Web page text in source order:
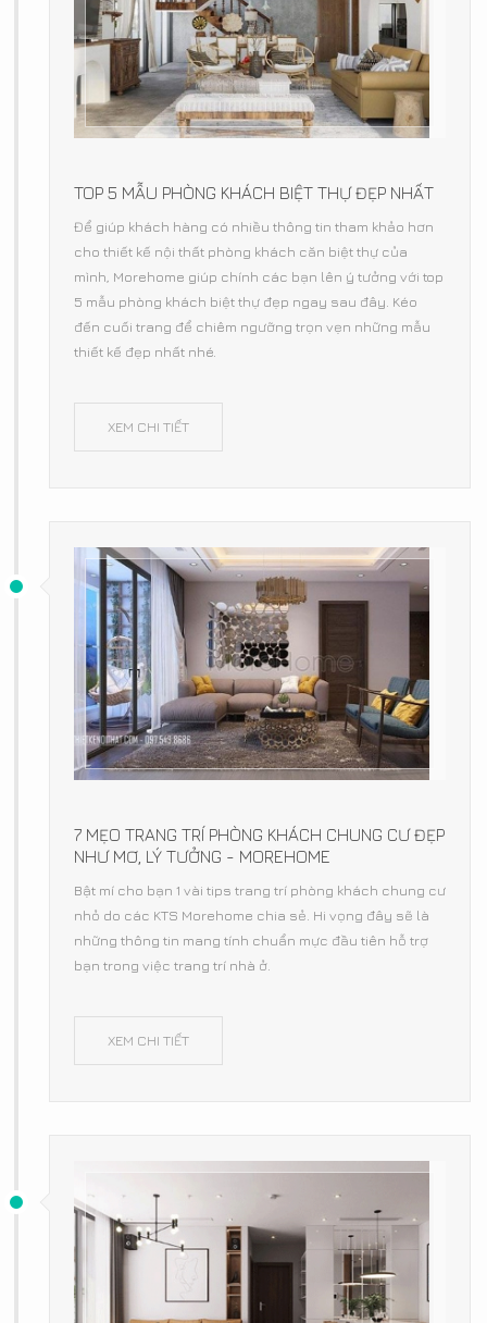
TOP 5 MẪU PHÒNG KHÁCH BIỆT THỰ ĐẸP NHẤT
Để giúp khách hàng có nhiều thông tin tham khảo hơn
cho thiết kế nội thất phòng khách căn biệt thự của
mình, Morehome giúp chính các bạn lên ý tưởng với top
5 mẫu phòng khách biệt thự đẹp ngay sau đây. Kéo
đến cuối trang để chiêm ngưỡng trọn vẹn những mẫu
thiết kế đẹp nhất nhé.
XEM CHI TIẾT
7 MẸO TRANG TRÍ PHÒNG KHÁCH CHUNG CƯ ĐẸP
NHƯ MƠ, LÝ TƯỞNG - MOREHOME
Bật mí cho bạn 1 vài tips trang trí phòng khách chung cư
nhỏ do các KTS Morehome chia sẻ. Hi vọng đây sẽ là
những thông tin mang tính chuẩn mực đầu tiên hỗ trợ
bạn trong việc trang trí nhà ở.
XEM CHI TIẾT